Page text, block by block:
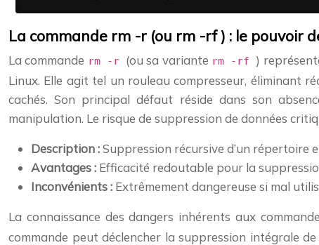
La commande rm -r (ou rm -rf ) : le pouvoir
La commande rm -r (ou sa variante rm -rf )
Linux. Elle agit tel un rouleau compresseur, éliminant
cachés. Son principal défaut réside dans son
manipulation. Le risque de suppression de données
Description :Suppression récursive d’un répertoire
Avantages : Efficacité redoutable pour la
Inconvénients : Extrêmement dangereuse si mal
La connaissance des dangers inhérents aux
commande peut déclencher la suppression intégrale